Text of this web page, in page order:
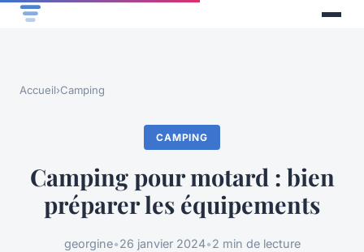
Accueil›Camping
CAMPING
Camping pour motard : bien
préparer les équipements
georgine•26 janvier 2024•2 min de lecture